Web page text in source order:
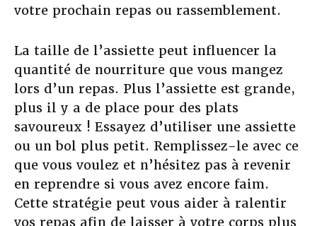
votre prochain repas ou rassemblement.
La taille de l’assiette peut influencer la
quantité de nourriture que vous mangez
lors d’un repas. Plus l’assiette est grande,
plus il y a de place pour des plats
savoureux ! Essayez d’utiliser une assiette
ou un bol plus petit. Remplissez-le avec ce
que vous voulez et n’hésitez pas à revenir
en reprendre si vous avez encore faim.
Cette stratégie peut vous aider à ralentir
vos repas afin de laisser à votre corps plus